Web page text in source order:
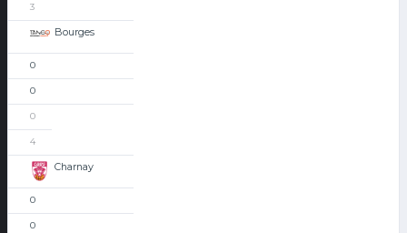
3
Bourges
0
0
0
4
Charnay
0
0